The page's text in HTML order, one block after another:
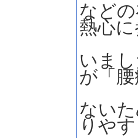
など
熱心
いま
が「
ない
りや